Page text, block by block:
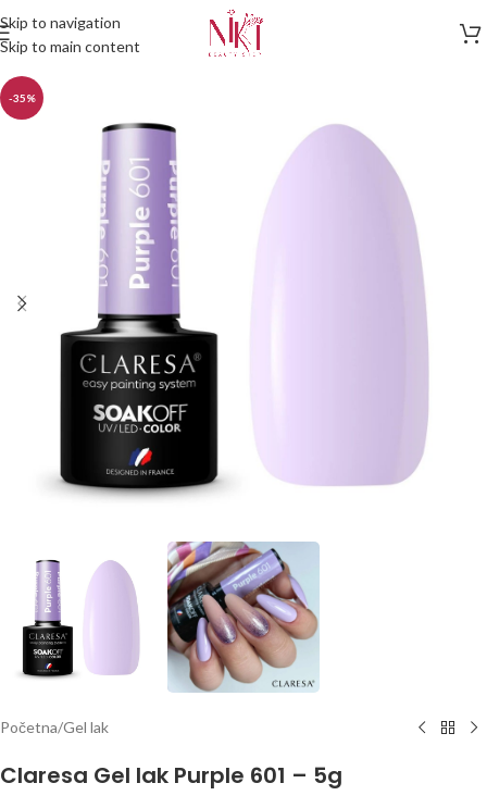
Skip to navigation
Skip to main content
-35%
Početna/Gel lak
Claresa Gel lak Purple 601 – 5g